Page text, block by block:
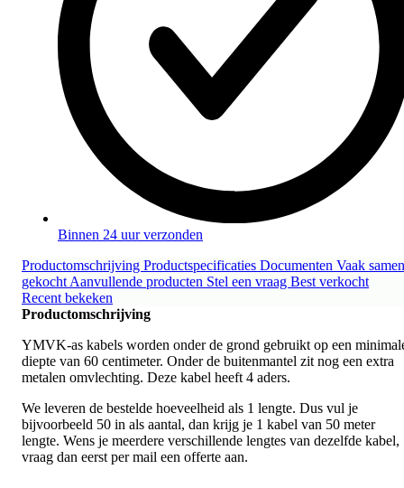
Binnen 24 uur verzonden
Productomschrijving Productspecificaties Documenten Vaak samen
gekocht Aanvullende producten Stel een vraag Best verkocht
Recent bekeken
Productomschrijving
YMVK-as kabels worden onder de grond gebruikt op een
diepte van 60 centimeter. Onder de buitenmantel zit nog een extra
metalen omvlechting. Deze kabel heeft 4 aders.
We leveren de bestelde hoeveelheid als 1 lengte. Dus vul je
bijvoorbeeld 50 in als aantal, dan krijg je 1 kabel van 50 meter
lengte. Wens je meerdere verschillende lengtes van dezelfde kabel,
vraag dan eerst per mail een offerte aan.